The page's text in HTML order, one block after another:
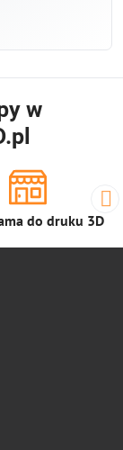
w
do druku 3D